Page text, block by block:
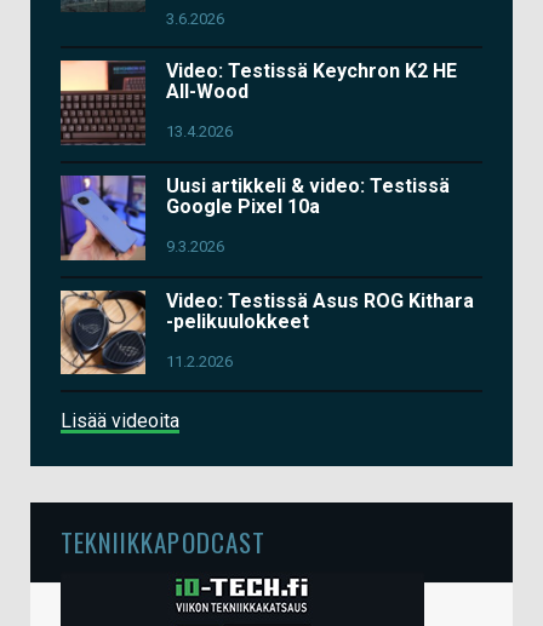
3.6.2026
Video: Testissä Keychron K2 HE
All-Wood
13.4.2026
Uusi artikkeli & video: Testissä
Google Pixel 10a
9.3.2026
Video: Testissä Asus ROG Kithara
-pelikuulokkeet
11.2.2026
Lisää videoita
TEKNIIKKAPODCAST